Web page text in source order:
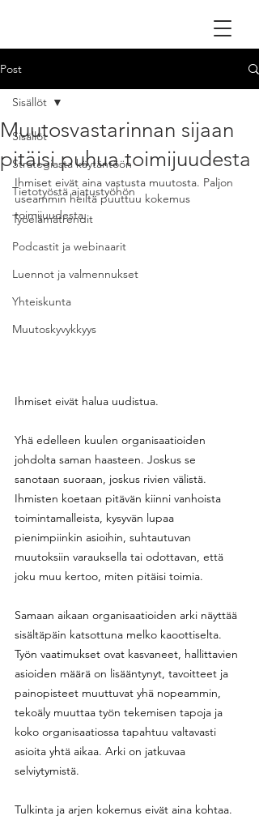
Post
Sisällöt
Strategiasta käytäntöön
Tietotyöstä ajatustyöhön
Työelämätrendit
Podcastit ja webinaarit
Luennot ja valmennukset
Yhteiskunta
Muutoskyvykkyys
Sisällöt
Muutosvastarinnan sijaan
pitäisi puhua toimijuudesta
Ihmiset eivät aina vastusta muutosta. Paljon
useammin heiltä puuttuu kokemus
toimijuudesta.
Ihmiset eivät halua uudistua.
Yhä edelleen kuulen organisaatioiden
johdolta saman haasteen. Joskus se
sanotaan suoraan, joskus rivien välistä.
Ihmisten koetaan pitävän kiinni vanhoista
toimintamalleista, kysyvän lupaa
pienimpiinkin asioihin, suhtautuvan
muutoksiin varauksella tai odottavan, että
joku muu kertoo, miten pitäisi toimia.
Samaan aikaan organisaatioiden arki näyttää
sisältäpäin katsottuna melko kaoottiselta.
Työn vaatimukset ovat kasvaneet, hallittavien
asioiden määrä on lisääntynyt, tavoitteet ja
painopisteet muuttuvat yhä nopeammin,
tekoäly muuttaa työn tekemisen tapoja ja
koko organisaatiossa tapahtuu valtavasti
asioita yhtä aikaa. Arki on jatkuvaa
selviytymistä.
Tulkinta ja arjen kokemus eivät aina kohtaa.